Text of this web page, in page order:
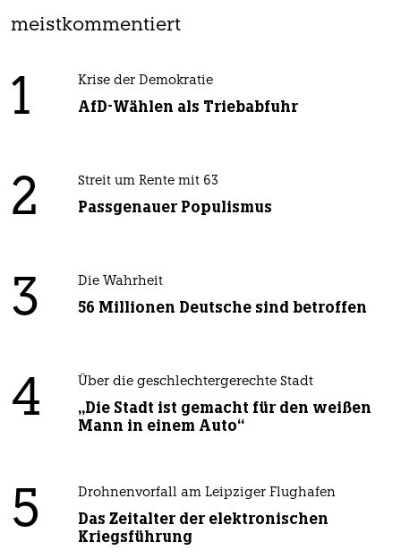
meistkommentiert
1 Krise der Demokratie
AfD-Wählen als Triebabfuhr
2 Streit um Rente mit 63
Passgenauer Populismus
3 Die Wahrheit
56 Millionen Deutsche sind betroffen
4 Über die geschlechtergerechte Stadt
„Die Stadt ist gemacht für den weißen
Mann in einem Auto“
5 Drohnenvorfall am Leipziger Flughafen
Das Zeitalter der elektronischen
Kriegsführung